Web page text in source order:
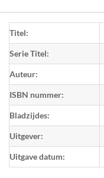
Titel:
Serie Titel:
Auteur:
ISBN nummer:
Bladzijdes:
Uitgever:
Uitgave datum: